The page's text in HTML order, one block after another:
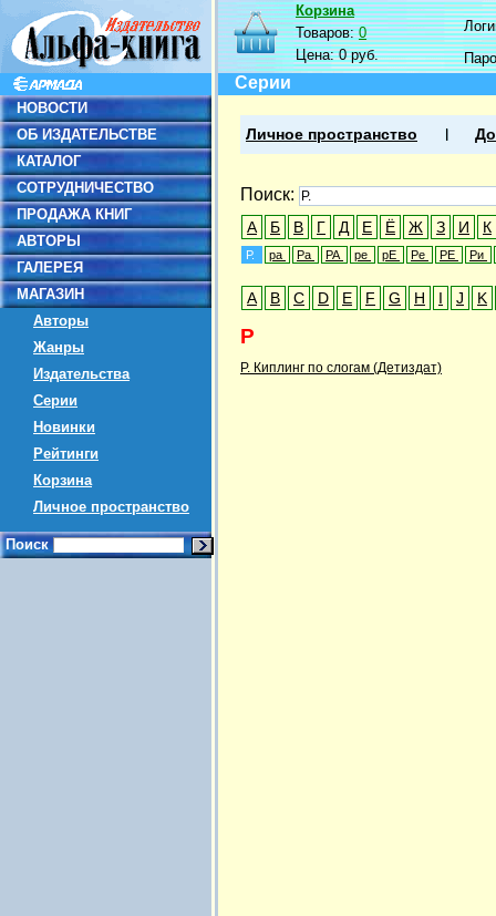
НОВОСТИ
ОБ ИЗДАТЕЛЬСТВЕ
КАТАЛОГ
СОТРУДНИЧЕСТВО
ПРОДАЖА КНИГ
АВТОРЫ
ГАЛЕРЕЯ
МАГАЗИН
Авторы
Жанры
Издательства
Серии
Новинки
Рейтинги
Корзина
Личное пространство
Поиск
Корзина
Товаров:0
Цена:0 руб.
Серии
Личное пространство
Поиск:
А Б В Г Д Е Ё Ж З И К
Р. ра Ра РА ре рЕ Ре РЕ Ри
A B C D E F G H I J K
Р
Р. Киплинг по слогам (Детиздат)